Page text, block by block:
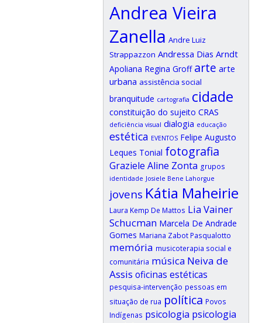
Andrea Vieira
Zanella Andre Luiz
Strappazzon Andressa Dias Arndt
Apoliana Regina Groff arte arte
urbana assistência social
branquitude cartografia cidade
constituição do sujeito CRAS
deficiência visual dialogia educação
estética EVENTOS Felipe Augusto
Leques Tonial fotografia
Graziele Aline Zonta grupos
identidade Josiele Bene Lahorgue
jovens Kátia Maheirie
Laura Kemp De Mattos Lia Vainer
Schucman Marcela De Andrade
Gomes Mariana Zabot Pasqualotto
memória musicoterapia social e
comunitária música Neiva de
Assis oficinas estéticas
pesquisa-intervenção pessoas em
situação de rua política Povos
Indígenas psicologia psicologia